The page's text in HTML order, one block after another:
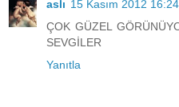
aslı 15 Kasım 2012 16:24
ÇOK GÜZEL
SEVGİLER
Yanıtla